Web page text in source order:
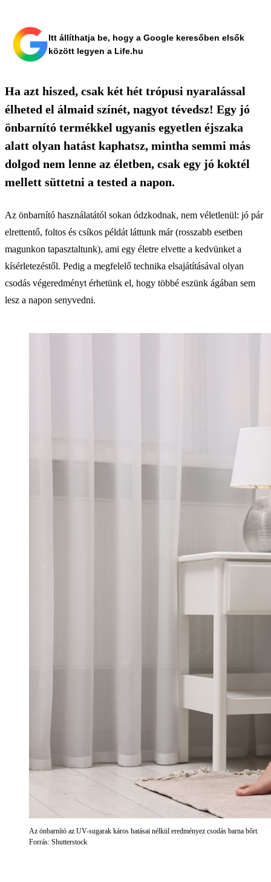
Itt állíthatja be, hogy a Google keresőben elsők
között legyen a Life.hu
Ha azt hiszed, csak két hét trópusi nyaralással
élheted el álmaid színét, nagyot tévedsz! Egy jó
önbarnító termékkel ugyanis egyetlen éjszaka
alatt olyan hatást kaphatsz, mintha semmi más
dolgod nem lenne az életben, csak egy jó koktél
mellett süttetni a tested a napon.
Az önbarnító használatától sokan ódzkodnak, nem véletlenül: jó pár
elrettentő, foltos és csíkos példát láttunk már (rosszabb esetben
magunkon tapasztaltunk), ami egy életre elvette a kedvünket a
kísérletezéstől. Pedig a megfelelő technika elsajátításával olyan
csodás végeredményt érhetünk el, hogy többé eszünk ágában sem
lesz a napon senyvedni.
Az önbarnító az UV-sugarak káros hatásai nélkül eredményez csodás barna bőrt.
Forrás: Shutterstock